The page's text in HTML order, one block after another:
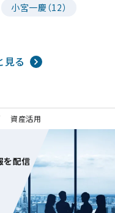
小宮一慶（12）
見る
資産活用
を配信